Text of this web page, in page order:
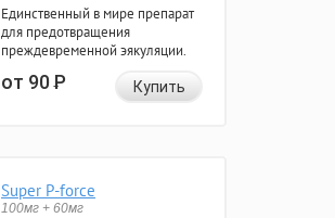
Единственный в мире препарат
для предотвращения
преждевременной эякуляции.
от 90Р Купить
Super P-force
100мг + 60мг